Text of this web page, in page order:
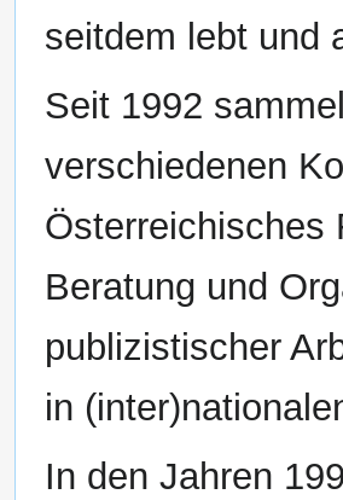
seitdem lebt und
Seit 1992
verschiedenen
Österreichisches
Beratung und
publizistischer
in
In den Jahren